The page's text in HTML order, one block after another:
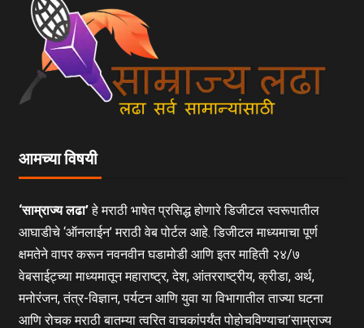
आमच्या विषयी
‘साम्राज्य लढा’हे मराठी भाषेत प्रसिद्ध होणारे डिजीटल स्वरूपातील
आघाडीचे ‘ऑनलाईन’ मराठी वेब पोर्टल आहे. डिजीटल माध्यमाचा पूर्ण
क्षमतेने वापर करून नवनवीन घडामोडी आणि इतर माहिती २४/७
वेबसाईट्च्या माध्यमातून महाराष्ट्र, देश, आंतरराष्ट्रीय, क्रीडा, अर्थ,
मनोरंजन, तंत्र-विज्ञान, पर्यटन आणि युवा या विभागातील ताज्या घटना
आणि रोचक मराठी बातम्या त्वरित वाचकांपर्यंत पोहोचविण्याचा’साम्राज्य